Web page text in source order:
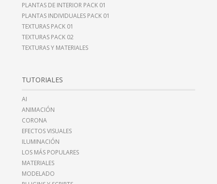
PLANTAS DE INTERIOR PACK 01
PLANTAS INDIVIDUALES PACK 01
TEXTURAS PACK 01
TEXTURAS PACK 02
TEXTURAS Y MATERIALES
TUTORIALES
AI
ANIMACIÓN
CORONA
EFECTOS VISUALES
ILUMINACIÓN
LOS MÁS POPULARES
MATERIALES
MODELADO